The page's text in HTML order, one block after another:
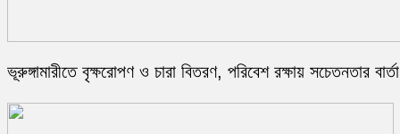
ভূরুঙ্গামারীতে বৃক্ষরোপণ ও চারা বিতরণ, পরিবেশ রক্ষায় সচেতনতার বার্তা